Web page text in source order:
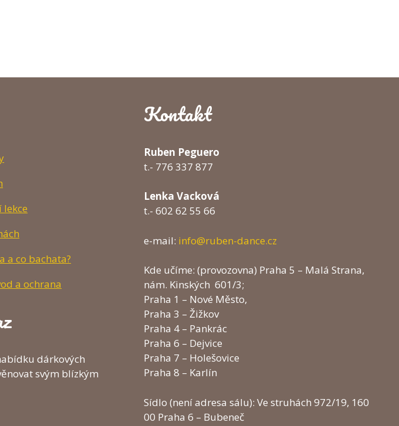
lekce
a co bachata?
a ochrana
dárkových
svým blízkým
Kontakt
Ruben Peguero
t.- 776 337 877
Lenka Vacková
t.- 602 62 55 66
e-mail: info@ruben-dance.cz
Kde učíme: (provozovna) Praha 5 – Malá Strana,
nám. Kinských 601/3;
Praha 1 – Nové Město,
Praha 3 – Žižkov
Praha 4 – Pankrác
Praha 6 – Dejvice
Praha 7 – Holešovice
Praha 8 – Karlín
Sídlo (není adresa sálu): Ve struhách 972/19, 160
00 Praha 6 – Bubeneč